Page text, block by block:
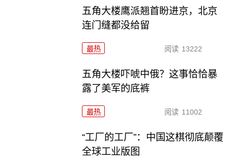
五角大楼鹰派翘首盼进京，北京
连门缝都没给留
最热 阅读 13222
五角大楼吓唬中俄？这事恰恰暴
露了美军的底裤
最热 阅读 11002
“工厂的工厂”：中国这棋彻底颠覆
全球工业版图